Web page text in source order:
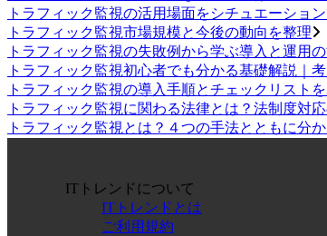
トラフィック監視の活用場面をシチュエーショ
トラフィック監視市場規模と今後の動向を整理
トラフィック監視の失敗例から学ぶ導入と運用
トラフィック監視初心者でも分かる基礎解説｜
トラフィック監視の導入手順とチェックリスト
トラフィック監視に関わる法律とは？法制度対
トラフィック監視とは？４つの手法とともに分
ITトレンドについて
ITトレンドとは
ご利用規約